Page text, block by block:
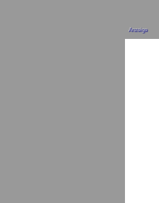
Anzeige